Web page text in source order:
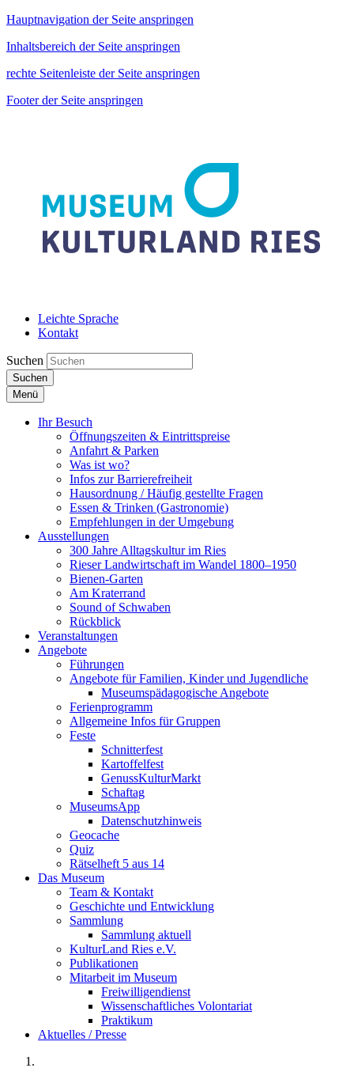
Hauptnavigation der Seite anspringen
Inhaltsbereich der Seite anspringen
rechte Seitenleiste der Seite anspringen
Footer der Seite anspringen
Leichte Sprache
Kontakt
Suchen
Suchen
Menü
Ihr Besuch
Öffnungszeiten & Eintrittspreise
Anfahrt & Parken
Was ist wo?
Infos zur Barrierefreiheit
Hausordnung / Häufig gestellte Fragen
Essen & Trinken (Gastronomie)
Empfehlungen in der Umgebung
Ausstellungen
300 Jahre Alltagskultur im Ries
Rieser Landwirtschaft im Wandel 1800–1950
Bienen-Garten
Am Kraterrand
Sound of Schwaben
Rückblick
Veranstaltungen
Angebote
Führungen
Angebote für Familien, Kinder und Jugendliche
Museumspädagogische Angebote
Ferienprogramm
Allgemeine Infos für Gruppen
Feste
Schnitterfest
Kartoffelfest
GenussKulturMarkt
Schaftag
MuseumsApp
Datenschutzhinweis
Geocache
Quiz
Rätselheft 5 aus 14
Das Museum
Team & Kontakt
Geschichte und Entwicklung
Sammlung
Sammlung aktuell
KulturLand Ries e.V.
Publikationen
Mitarbeit im Museum
Freiwilligendienst
Wissenschaftliches Volontariat
Praktikum
Aktuelles / Presse